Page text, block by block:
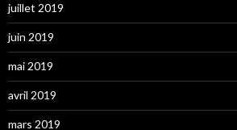
juillet 2019
juin 2019
mai 2019
avril 2019
mars 2019